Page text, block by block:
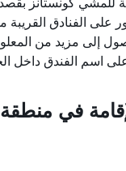
على الفنادق القريبة
إلى مزيد من
اسم الفندق داخل
في